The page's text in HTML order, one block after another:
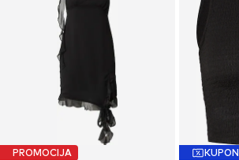
PROMOCIJA KUPON